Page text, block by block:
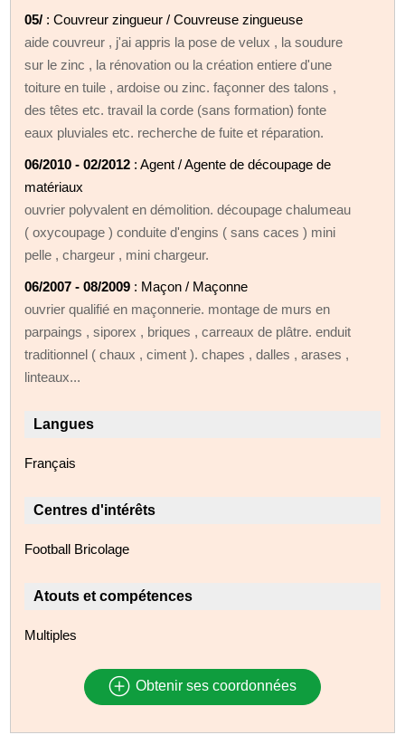
05/ : Couvreur zingueur / Couvreuse zingueuse
aide couvreur , j'ai appris la pose de velux , la soudure
sur le zinc , la rénovation ou la création entiere d'une
toiture en tuile , ardoise ou zinc. façonner des talons ,
des têtes etc. travail la corde (sans formation) fonte
eaux pluviales etc. recherche de fuite et réparation.
06/2010 - 02/2012 : Agent / Agente de découpage de
matériaux
ouvrier polyvalent en démolition. découpage chalumeau
( oxycoupage ) conduite d'engins ( sans caces ) mini
pelle , chargeur , mini chargeur.
06/2007 - 08/2009 : Maçon / Maçonne
ouvrier qualifié en maçonnerie. montage de murs en
parpaings , siporex , briques , carreaux de plâtre. enduit
traditionnel ( chaux , ciment ). chapes , dalles , arases ,
linteaux...
Langues
Français
Centres d'intérêts
Football Bricolage
Atouts et compétences
Multiples
Obtenir ses coordonnées